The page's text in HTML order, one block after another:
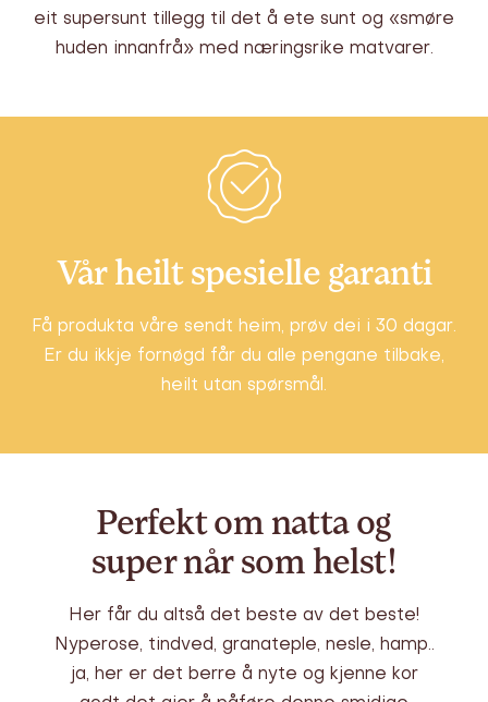
eit supersunt tillegg til det å ete sunt og «smøre
huden innanfrå» med næringsrike matvarer.
Vår heilt spesielle garanti
Få produkta våre sendt heim, prøv dei i 30 dagar.
Er du ikkje fornøgd får du alle pengane tilbake,
heilt utan spørsmål.
Perfekt om natta og
super når som helst!
Her får du altså det beste av det beste!
Nyperose, tindved, granateple, nesle, hamp..
ja, her er det berre å nyte og kjenne kor